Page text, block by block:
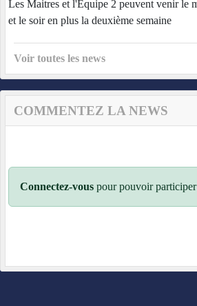
Les Maitres et l'Equipe 2 peuvent venir le
et le soir en plus la deuxième semaine
Voir toutes les news
COMMENTEZ LA NEWS
Connectez-vous pour pouvoir